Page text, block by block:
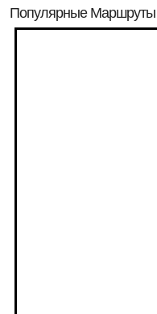
Популярные Маршруты